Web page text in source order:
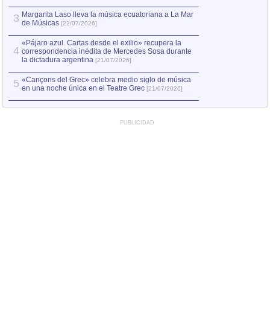
3 Margarita Laso lleva la música ecuatoriana a La Mar
de Músicas [22/07/2026]
4
«Pájaro azul. Cartas desde el exilio» recupera la
correspondencia inédita de Mercedes Sosa durante
la dictadura argentina [21/07/2026]
5 «Cançons del Grec» celebra medio siglo de música
en una noche única en el Teatre Grec [21/07/2026]
PUBLICIDAD